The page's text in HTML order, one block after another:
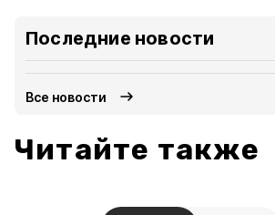
Последние новости
Все новости
Читайте также